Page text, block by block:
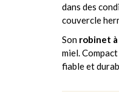
dans des
couvercle
Son robinet
miel.
fiable et